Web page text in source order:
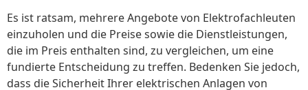
Es ist ratsam, mehrere Angebote von Elektrofachleuten
einzuholen und die Preise sowie die Dienstleistungen,
die im Preis enthalten sind, zu vergleichen, um eine
fundierte Entscheidung zu treffen. Bedenken Sie jedoch,
dass die Sicherheit Ihrer elektrischen Anlagen von